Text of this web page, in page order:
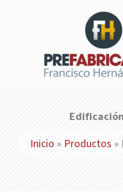
Inicio » Productos »